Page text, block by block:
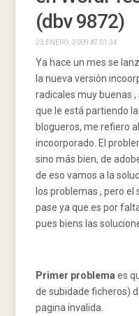
(dbv 9872)
23 ENERO, 2009 AT 01:34
Ya hace un mes se
la nueva versión
radicales muy buenas
que le está partiendo
blogueros, me refiero
incoorporado. El
sino más bien, de
de eso vamos a la
los problemas , pero
pase ya que es por
pues biens las
Primer problema es
de subidade ficheros)
pagina invalida.